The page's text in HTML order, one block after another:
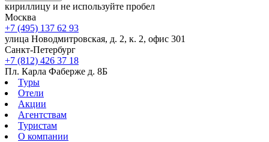
кириллицу и не используйте пробел
Москва
+7 (495) 137 62 93
улица Новодмитровская, д. 2, к. 2, офис 301
Санкт-Петербург
+7 (812) 426 37 18
Пл. Карла Фаберже д. 8Б
Туры
Отели
Акции
Агентствам
Туристам
О компании